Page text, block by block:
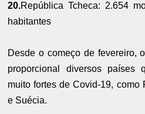
20.República Tcheca: 2.654
habitantes
Desde o começo de fevereiro,
proporcional diversos países
muito fortes de Covid-19, como
e Suécia.